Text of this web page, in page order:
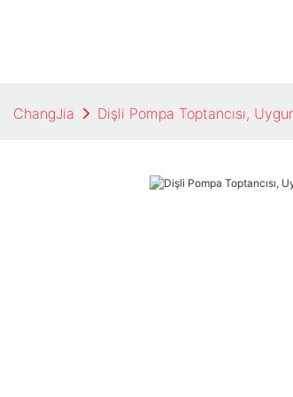
ChangJia Dişli Pompa Toptancısı,